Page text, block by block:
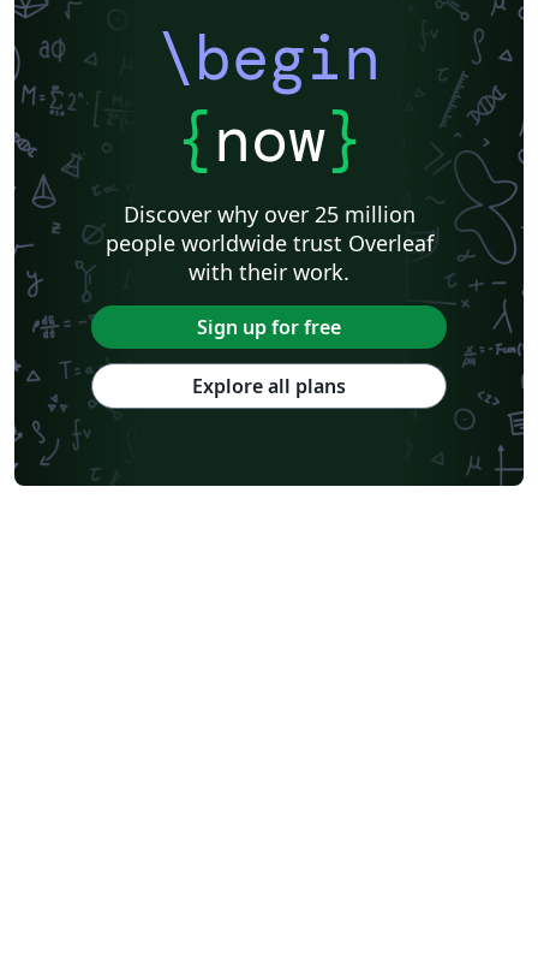
\begin
{now}
Discover why over 25 million
people worldwide trust Overleaf
with their work.
Sign up for free
Explore all plans